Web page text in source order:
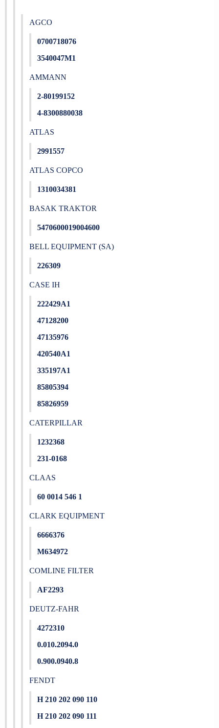
AGCO
0700718076
3540047M1
AMMANN
2-80199152
4-8300880038
ATLAS
2991557
ATLAS COPCO
1310034381
BASAK TRAKTOR
5470600019004600
BELL EQUIPMENT (SA)
226309
CASE IH
222429A1
47128200
47135976
420540A1
335197A1
85805394
85826959
CATERPILLAR
1232368
231-0168
CLAAS
60 0014 546 1
CLARK EQUIPMENT
6666376
M634972
COMLINE FILTER
AF2293
DEUTZ-FAHR
4272310
0.010.2094.0
0.900.0940.8
FENDT
H 210 202 090 110
H 210 202 090 111